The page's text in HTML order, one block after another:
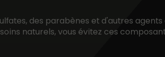
des parabènes et d'autres
naturels, vous évitez ces